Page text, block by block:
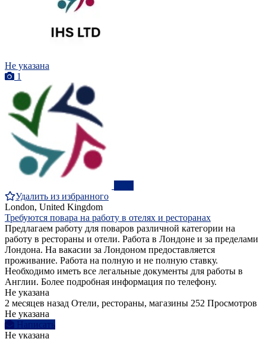
Не указана
1
Удалить из избранного
London, United Kingdom
Требуются повара на работу в отелях и ресторанах
Предлагаем работу для поваров различной категории на
работу в рестораны и отели. Работа в Лондоне и за пределами
Лондона. На вакасии за Лондоном предоставляется
проживание. Работа на полную и не полную ставку.
Необходимо иметь все легальные документы для работы в
Англии. Более подробная информация по телефону.
Не указана
2 месяцев назад Отели, рестораны, магазины 252 Просмотров
Не указана
Написать
Не указана